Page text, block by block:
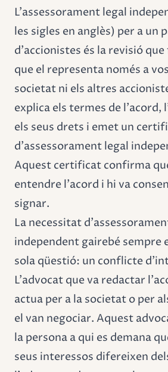
L'assessorament legal
les sigles en anglès) per a un
d'accionistes és la revisió
que el representa només a
societat ni els altres
explica els termes de l'acord,
els seus drets i emet un
d'assessorament legal
Aquest certificat confirma
entendre l'acord i hi va
signar.
La necessitat
independent gairebé sempre
sola qüestió: un conflicte
L'advocat que va redactar
actua per a la societat o per
el van negociar. Aquest
la persona a qui es demana
seus interessos difereixen